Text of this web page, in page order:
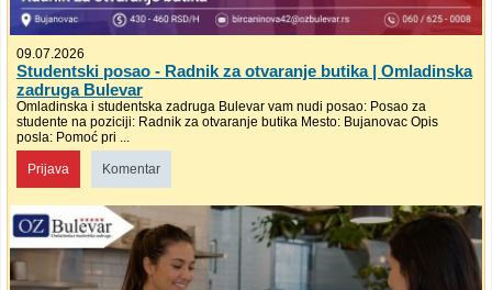
09.07.2026
Studentski posao - Radnik za otvaranje butika | Omladinska
zadruga Bulevar
Omladinska i studentska zadruga Bulevar vam nudi posao: Posao za
studente na poziciji: Radnik za otvaranje butika Mesto: Bujanovac Opis
posla: Pomoć pri ...
Prijava Komentar